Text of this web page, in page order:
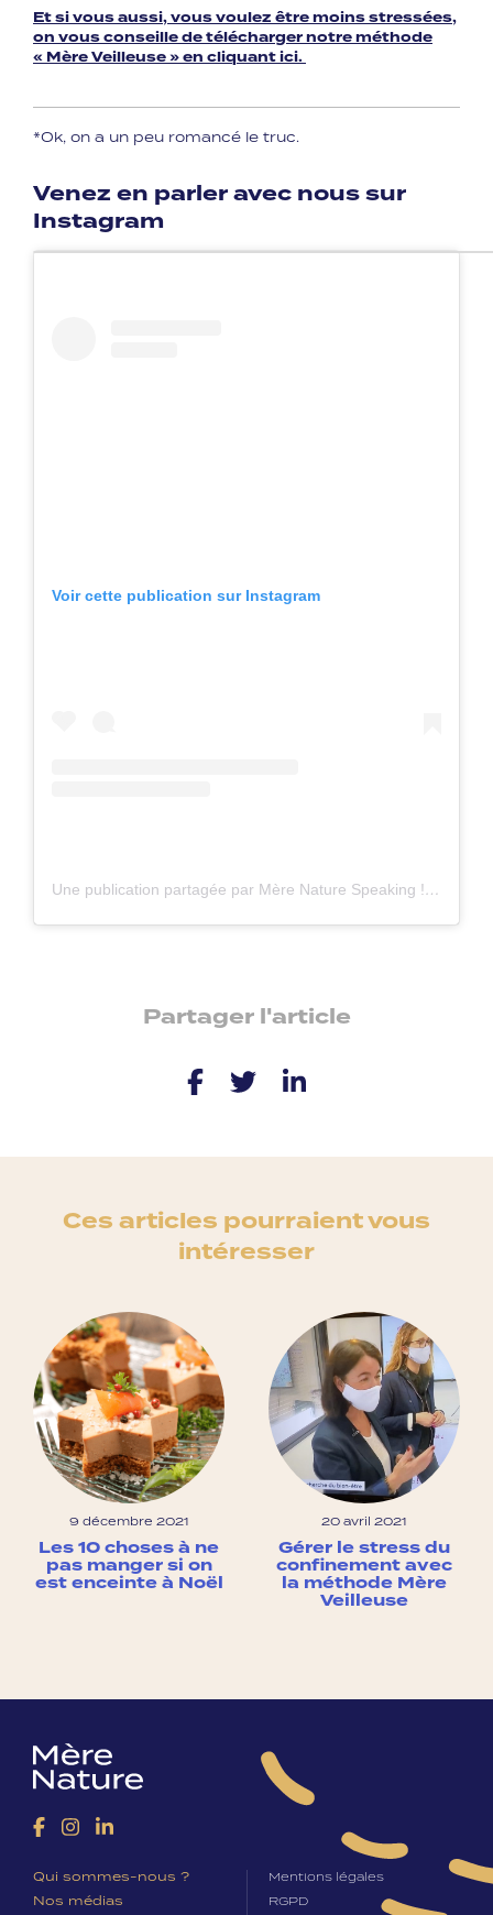
Et si vous aussi, vous voulez être moins stressées,
on vous conseille de télécharger notre méthode
« Mère Veilleuse » en cliquant ici.
*Ok, on a un peu romancé le truc.
Venez en parler avec nous sur
Instagram
Voir cette publication sur Instagram
Une publication partagée par Mère Nature Speaking ! 🦉⭐️🍀 (@merenaturespeaking)
Partager l'article
Ces articles pourraient vous
intéresser
9 décembre 2021
Les 10 choses à ne
pas manger si on
est enceinte à Noël
20 avril 2021
Gérer le stress du
confinement avec
la méthode Mère
Veilleuse
Qui sommes-nous ?
Nos médias
Mentions légales
RGPD